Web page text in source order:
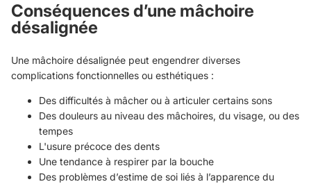
Conséquences d’une mâchoire
désalignée
Une mâchoire désalignée peut engendrer diverses
complications fonctionnelles ou esthétiques :
Des difficultés à mâcher ou à articuler certains sons
Des douleurs au niveau des mâchoires, du visage, ou des
tempes
L'usure précoce des dents
Une tendance à respirer par la bouche
Des problèmes d’estime de soi liés à l’apparence du